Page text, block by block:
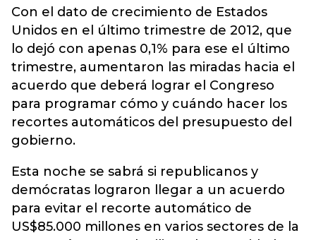
Con el dato de crecimiento de Estados
Unidos en el último trimestre de 2012, que
lo dejó con apenas 0,1% para ese el último
trimestre, aumentaron las miradas hacia el
acuerdo que deberá lograr el Congreso
para programar cómo y cuándo hacer los
recortes automáticos del presupuesto del
gobierno.
Esta noche se sabrá si republicanos y
demócratas lograron llegar a un acuerdo
para evitar el recorte automático de
US$85.000 millones en varios sectores de la